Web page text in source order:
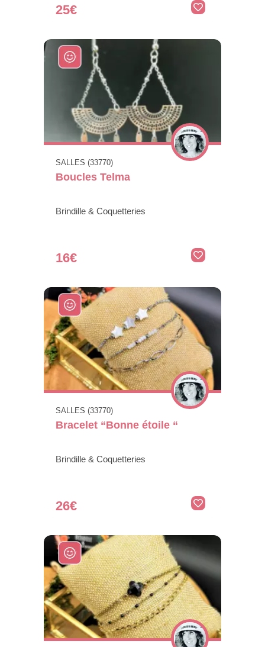
25€
SALLES (33770)
Boucles Telma
Brindille & Coquetteries
16€
SALLES (33770)
Bracelet “Bonne étoile “
Brindille & Coquetteries
26€